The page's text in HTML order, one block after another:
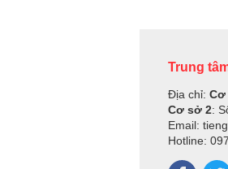
Trung
Địa chỉ: Cơ
Cơ sở 2:
Email:
Hotline: